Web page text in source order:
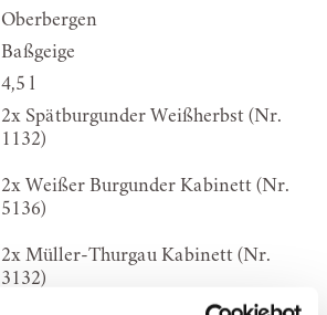
Oberbergen
Baßgeige
4,5 l
2x Spätburgunder Weißherbst (Nr.
1132)
2x Weißer Burgunder Kabinett (Nr.
5136)
2x Müller-Thurgau Kabinett (Nr.
3132)